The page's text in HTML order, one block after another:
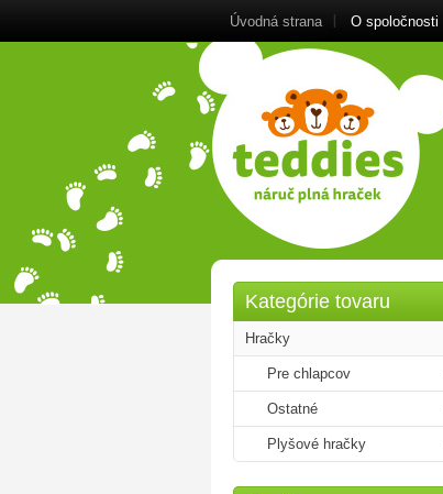
Úvodná strana O spoločnosti
Kategórie tovaru
Hračky
Pre chlapcov
Ostatné
Plyšové hračky